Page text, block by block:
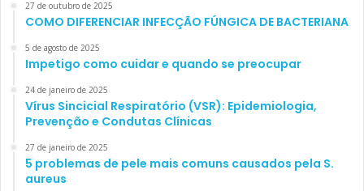
27 de outubro de 2025
COMO DIFERENCIAR INFECÇÃO FÚNGICA DE BACTERIANA
5 de agosto de 2025
Impetigo como cuidar e quando se preocupar
24 de janeiro de 2025
Vírus Sincicial Respiratório (VSR): Epidemiologia,
Prevenção e Condutas Clínicas
27 de janeiro de 2025
5 problemas de pele mais comuns causados pela S.
aureus